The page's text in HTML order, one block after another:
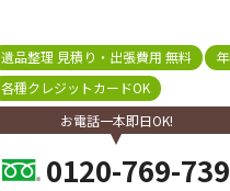
遺品整理 見積り・出張費用 無料
各種クレジットカードOK
お電話一本即日OK!
0120-769-739